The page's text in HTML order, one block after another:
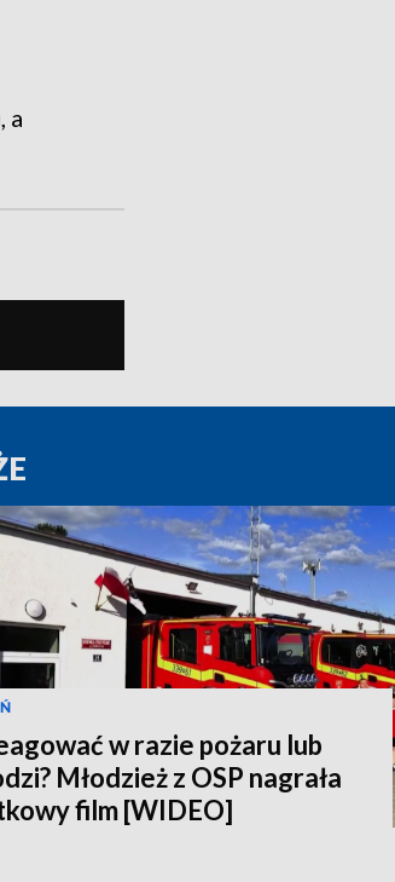
a
w razie pożaru lub
Młodzież z OSP nagrała
film [WIDEO]